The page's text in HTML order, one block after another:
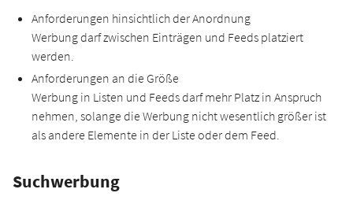
Anforderungen hinsichtlich der Anordnung
Werbung darf zwischen Einträgen und Feeds platziert
werden.
Anforderungen an die Größe
Werbung in Listen und Feeds darf mehr Platz in Anspruch
nehmen, solange die Werbung nicht wesentlich größer ist
als andere Elemente in der Liste oder dem Feed.
Suchwerbung